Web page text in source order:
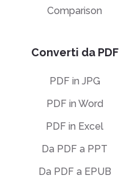
Comparison
Converti da PDF
PDF in JPG
PDF in Word
PDF in Excel
Da PDF a PPT
Da PDF a EPUB